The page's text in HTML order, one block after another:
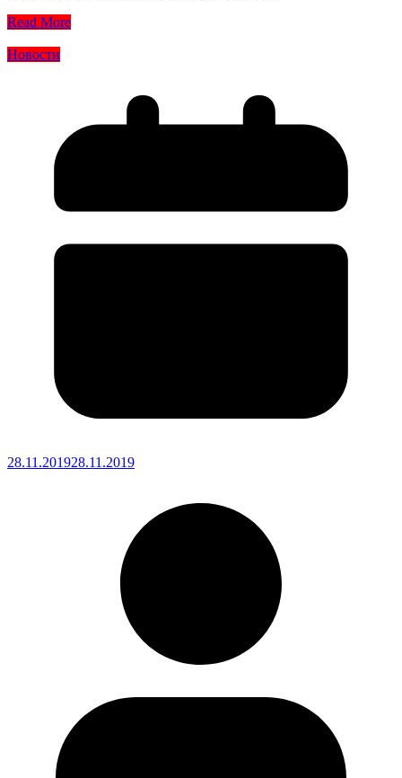
Read More
Новости
28.11.201928.11.2019